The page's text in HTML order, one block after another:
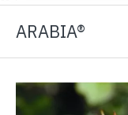
ARABIA®